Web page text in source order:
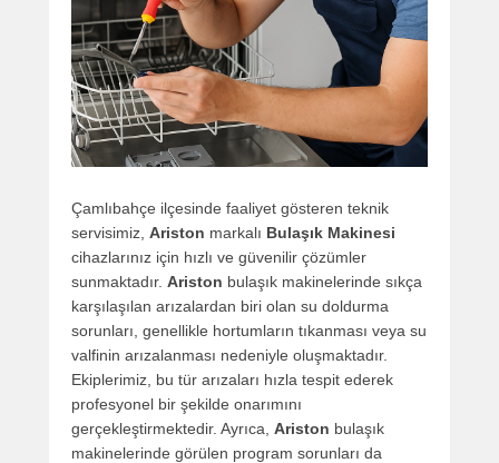
Çamlıbahçe ilçesinde faaliyet gösteren teknik
servisimiz, Ariston markalı Bulaşık Makinesi
cihazlarınız için hızlı ve güvenilir çözümler
sunmaktadır. Ariston bulaşık makinelerinde sıkça
karşılaşılan arızalardan biri olan su doldurma
sorunları, genellikle hortumların tıkanması veya su
valfinin arızalanması nedeniyle oluşmaktadır.
Ekiplerimiz, bu tür arızaları hızla tespit ederek
profesyonel bir şekilde onarımını
gerçekleştirmektedir. Ayrıca, Ariston bulaşık
makinelerinde görülen program sorunları da